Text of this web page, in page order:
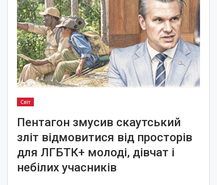
Світ
Пентагон змусив скаутський
зліт відмовитися від просторів
для ЛГБТК+ молоді, дівчат і
небілих учасників